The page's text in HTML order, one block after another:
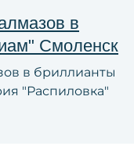
в
Смоленск
в бриллианты
"Распиловка"